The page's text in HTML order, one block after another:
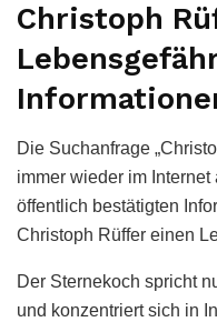
Christoph
Die Suchanfrage
immer wieder im
öffentlich bestätigten
Christoph Rüffer einen
Der Sternekoch spricht
und konzentriert sich in